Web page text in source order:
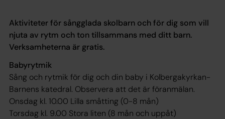
Aktiviteter för sångglada skolbarn och för dig som vill
njuta av rytm och ton tillsammans med ditt barn.
Verksamheterna är gratis.
Babyrytmik
Sång och rytmik för dig och din baby i Kolbergakyrkan-
Barnens katedral. Observera att det är föranmälan.
Onsdag kl. 10.00 Lilla småtting (0-8 mån)
Torsdag kl. 9.00 Stora liten (8 mån och uppåt)